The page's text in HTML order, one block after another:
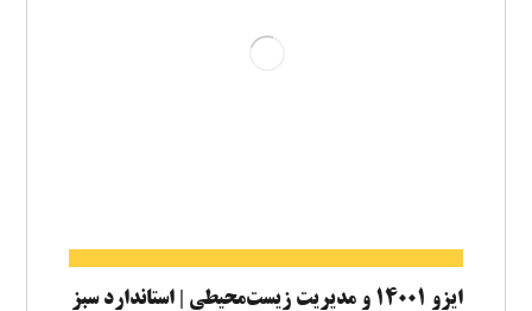
ایزو ۱۴۰۰۱ و مدیریت زیست‌محیطی | استاندارد سبز